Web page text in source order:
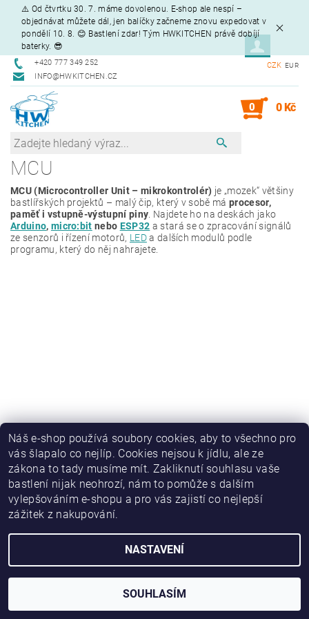
⚠️ Od čtvrtku 30. 7. máme dovolenou. E-shop ale nespí –
objednávat můžete dál, jen balíčky začneme znovu expedovat v
pondělí 10. 8. 😊 Bastlení zdar! Tým HWKITCHEN právě dobíjí
baterky. 😎
+420 777 349 252
INFO@HWKITCHEN.CZ
CZK EUR
0 0 Kč
MCU
MCU (Microcontroller Unit – mikrokontrolér) je „mozek“ většiny
bastlířských projektů – malý čip, který v sobě máprocesor,
paměť i vstupně-výstupní piny. Najdete ho na deskách jako
Arduino, micro:bit nebo ESP32 a stará se o zpracování signálů
ze senzorů i řízení motorů, LEDa dalších modulů podle
programu, který do něj nahrajete.
2026 © HWKITCHEN, všechna práva vyhrazena
Vytvořil Shoptet
Náš e-shop používá soubory cookies, aby to všechno pro
vás šlapalo co nejlíp. Cookies nejsou k jídlu, ale ze
zákona to tady musíme mít. Zakliknutí souhlasu vaše
bastlení nijak neohrozí, nám to pomůže s dalším
vylepšováním e-shopu a pro vás zajistí co nejlepší
zážitek z nakupování.
NASTAVENÍ
SOUHLASÍM